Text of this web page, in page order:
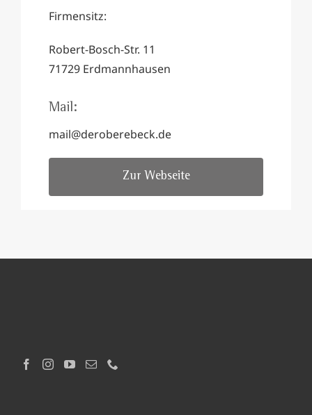
Firmensitz:
Robert-Bosch-Str. 11
71729 Erdmannhausen
Mail:
mail@deroberebeck.de
Zur Webseite